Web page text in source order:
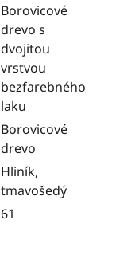
Borovicové
drevo s
dvojitou
vrstvou
bezfarebného
laku
Borovicové
drevo
Hliník,
tmavošedý
61